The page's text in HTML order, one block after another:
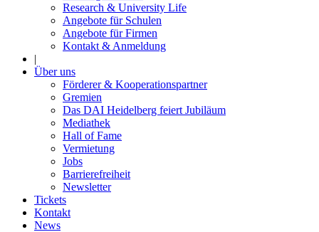
Research & University Life
Angebote für Schulen
Angebote für Firmen
Kontakt & Anmeldung
|
Über uns
Förderer & Kooperationspartner
Gremien
Das DAI Heidelberg feiert Jubiläum
Mediathek
Hall of Fame
Vermietung
Jobs
Barrierefreiheit
Newsletter
Tickets
Kontakt
News